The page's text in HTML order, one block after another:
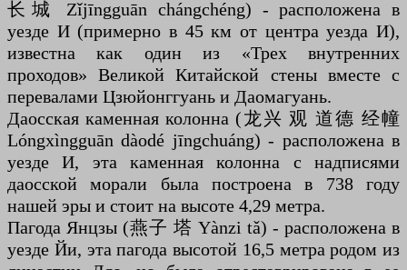
长城 Zǐjīngguān chángchéng) - расположена в
уезде И (примерно в 45 км от центра уезда И),
известна как один из «Трех внутренних
проходов» Великой Китайской стены вместе с
перевалами Цзюйонггуань и Даомагуань.
Даосская каменная колонна (龙兴 观 道德 经幢
Lóngxìngguān dàodé jīngchuáng) - расположена в
уезде И, эта каменная колонна с надписями
даосской морали была построена в 738 году
нашей эры и стоит на высоте 4,29 метра.
Пагода Янцзы (燕子 塔 Yànzi tǎ) - расположена в
уезде Йи, эта пагода высотой 16,5 метра родом из